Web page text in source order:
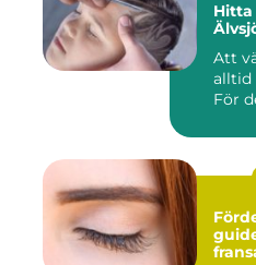
Hitta
Att
alltid
För